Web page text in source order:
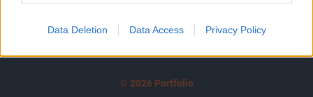
Data Deletion Data Access Privacy Policy
© 2026 Portfolio